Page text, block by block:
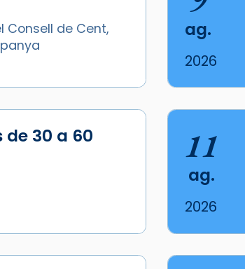
Consell de Cent,
ag.
2026
30 a 60
11
ag.
2026